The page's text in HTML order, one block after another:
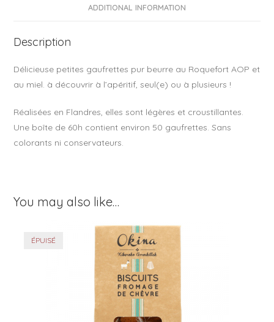
o
k
ADDITIONAL INFORMATION
Description
Délicieuse petites gaufrettes pur beurre au Roquefort AOP et
au miel. à découvrir à l’apéritif, seul(e) ou à plusieurs !
Réalisées en Flandres, elles sont légères et croustillantes.
Une boîte de 60h contient environ 50 gaufrettes. Sans
colorants ni conservateurs.
You may also like…
ÉPUISÉ